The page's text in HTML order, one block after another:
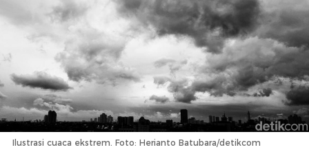
Ilustrasi cuaca ekstrem. Foto: Herianto Batubara/detikcom